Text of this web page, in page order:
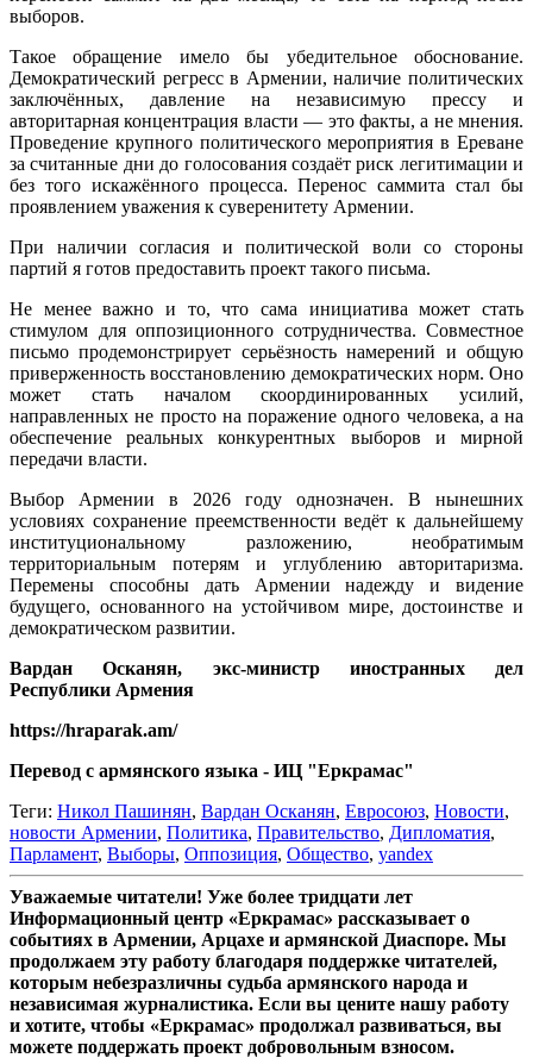
выборов.
Такое обращение имело бы убедительное обоснование.
Демократический регресс в Армении, наличие политических
заключённых, давление на независимую прессу и
авторитарная концентрация власти — это факты, а не мнения.
Проведение крупного политического мероприятия в Ереване
за считанные дни до голосования создаёт риск легитимации и
без того искажённого процесса. Перенос саммита стал бы
проявлением уважения к суверенитету Армении.
При наличии согласия и политической воли со стороны
партий я готов предоставить проект такого письма.
Не менее важно и то, что сама инициатива может стать
стимулом для оппозиционного сотрудничества. Совместное
письмо продемонстрирует серьёзность намерений и общую
приверженность восстановлению демократических норм. Оно
может стать началом скоординированных усилий,
направленных не просто на поражение одного человека, а на
обеспечение реальных конкурентных выборов и мирной
передачи власти.
Выбор Армении в 2026 году однозначен. В нынешних
условиях сохранение преемственности ведёт к дальнейшему
институциональному разложению, необратимым
территориальным потерям и углублению авторитаризма.
Перемены способны дать Армении надежду и видение
будущего, основанного на устойчивом мире, достоинстве и
демократическом развитии.
Вардан Осканян, экс-министр иностранных дел
Республики Армения
https://hraparak.am/
Перевод с армянского языка - ИЦ "Еркрамас"
Теги: Никол Пашинян, Вардан Осканян, Евросоюз, Новости,
новости Армении, Политика, Правительство, Дипломатия,
Парламент, Выборы, Оппозиция, Общество, yandex
Уважаемые читатели! Уже более тридцати лет
Информационный центр «Еркрамас» рассказывает о
событиях в Армении, Арцахе и армянской Диаспоре. Мы
продолжаем эту работу благодаря поддержке читателей,
которым небезразличны судьба армянского народа и
независимая журналистика. Если вы цените нашу работу
и хотите, чтобы «Еркрамас» продолжал развиваться, вы
можете поддержать проект добровольным взносом.